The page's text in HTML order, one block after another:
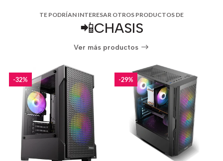
TE PODRÍAN INTERESAR OTROS PRODUCTOS DE
📲CHASIS
Ver más productos
-32% -29%